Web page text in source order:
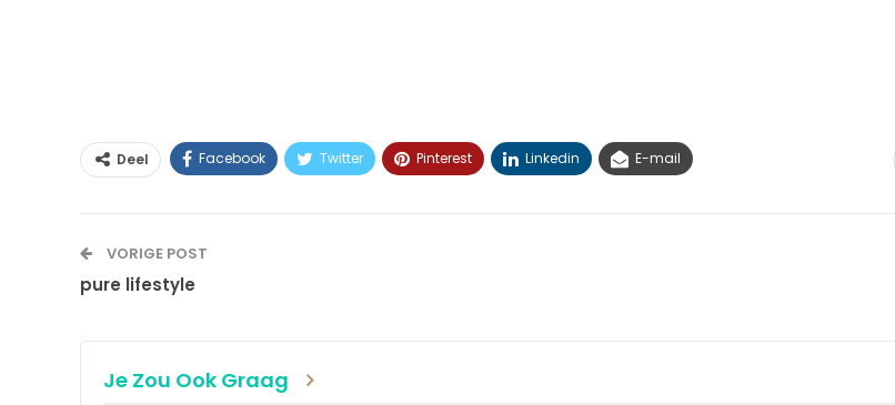
Deel Facebook Twitter Pinterest Linkedin E-mail
VORIGE POST
pure lifestyle
Je Zou Ook Graag